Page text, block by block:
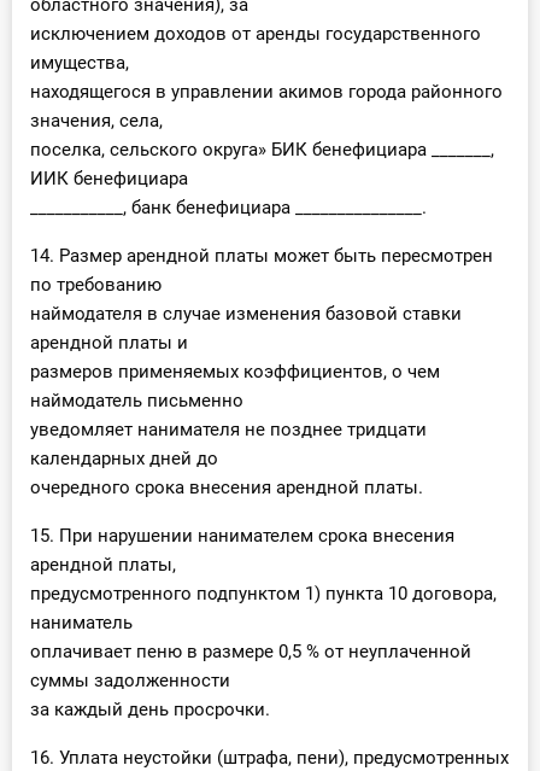
областного значения), за
исключением доходов от аренды государственного
имущества,
находящегося в управлении акимов города районного
значения, села,
поселка, сельского округа» БИК бенефициара _______,
ИИК бенефициара
___________, банк бенефициара _______________.
14. Размер арендной платы может быть пересмотрен
по требованию
наймодателя в случае изменения базовой ставки
арендной платы и
размеров применяемых коэффициентов, о чем
наймодатель письменно
уведомляет нанимателя не позднее тридцати
календарных дней до
очередного срока внесения арендной платы.
15. При нарушении нанимателем срока внесения
арендной платы,
предусмотренного подпунктом 1) пункта 10 договора,
наниматель
оплачивает пеню в размере 0,5 % от неуплаченной
суммы задолженности
за каждый день просрочки.
16. Уплата неустойки (штрафа, пени), предусмотренных